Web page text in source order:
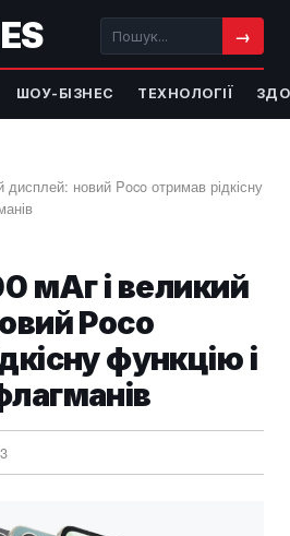
→
ШОУ-БІЗНЕС ТЕХНОЛОГІЇ
новий Poco отримав рідкісну
мАг і великий
Poco
функцію і